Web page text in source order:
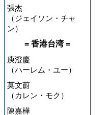
張杰
（ジェイソン・チャ
ン）
= 香港台湾 =
庾澄慶
（ハーレム・ユー）
莫文蔚
（カレン・モク）
陳嘉樺